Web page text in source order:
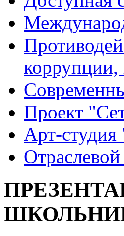
коррупции,
Проект
Арт-студия
Отраслевой